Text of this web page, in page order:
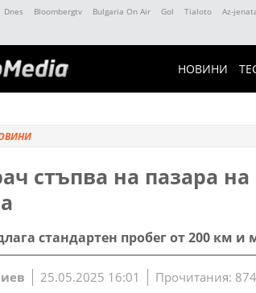
Dnes Bloombergtv Bulgaria On Air Gol Tialoto Az-
НОВИНИ
стъпва на пазара
стандартен пробег от 200 км и
25.05.2025 16:01 Прочитания: